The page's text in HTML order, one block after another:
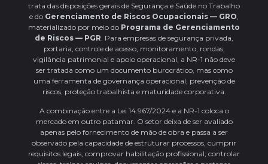
trata das disposições gerais de Segurança e Saúde no Trabalho
e do Gerenciamento de Riscos Ocupacionais — GRO
materializado por meio do Programa de Gerenciamento
de Riscos — PGR . Para empresas de segurança privada,
portaria, controle de acesso, monitoramento, rondas,
vigilância patrimonial e apoio operacional, a NR-1 não deve
ser tratada como um documento burocrático, mas como
uma ferramenta de governança operacional, prevenção de
riscos, proteção trabalhista e maturidade corporativa.
A combinação entre a Lei 14.967/2024 e a NR-1 coloca o
mercado em outro patamar. O setor deixa de ser avaliado
apenas pelo fornecimento de mão de obra e passa a ser
observado pela capacidade de estruturar processos, cumprir
requisitos legais, comprovar habilitação profissional, controlar